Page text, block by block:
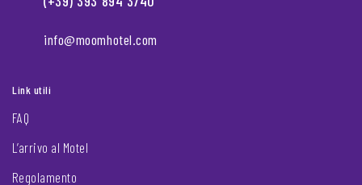
info@moomhotel.com
Link utili
FAQ
L’arrivo al Motel
Regolamento